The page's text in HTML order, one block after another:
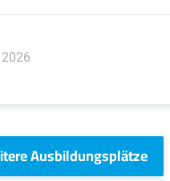
Ausbildungsplätze